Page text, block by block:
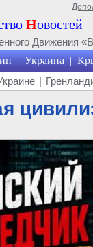
Новостей
Движения
| Украина |
|